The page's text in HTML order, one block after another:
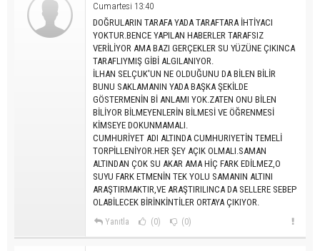
Cumartesi 13:40
DOĞRULARIN TARAFA YADA TARAFTARA İHTİYACI
YOKTUR.BENCE YAPILAN HABERLER TARAFSIZ
VERİLİYOR AMA BAZI GERÇEKLER SU YÜZÜNE ÇIKINCA
TARAFLIYMIŞ GİBİ ALGILANIYOR.
İLHAN SELÇUK'UN NE OLDUĞUNU DA BİLEN BİLİR
BUNU SAKLAMANIN YADA BAŞKA ŞEKİLDE
GÖSTERMENİN Bİ ANLAMI YOK.ZATEN ONU BİLEN
BİLİYOR BİLMEYENLERİN BİLMESİ VE ÖĞRENMESİ
KİMSEYE DOKUNMAMALI.
CUMHURİYET ADI ALTINDA CUMHURIYETİN TEMELİ
TORPİLLENİYOR.HER ŞEY AÇIK OLMALI.SAMAN
ALTINDAN ÇOK SU AKAR AMA HİÇ FARK EDİLMEZ,O
SUYU FARK ETMENİN TEK YOLU SAMANIN ALTINI
ARAŞTIRMAKTIR,VE ARAŞTIRILINCA DA SELLERE SEBEP
OLABİLECEK BİRİNKİNTİLER ORTAYA ÇIKIYOR.
Yanıtla (0) (0)